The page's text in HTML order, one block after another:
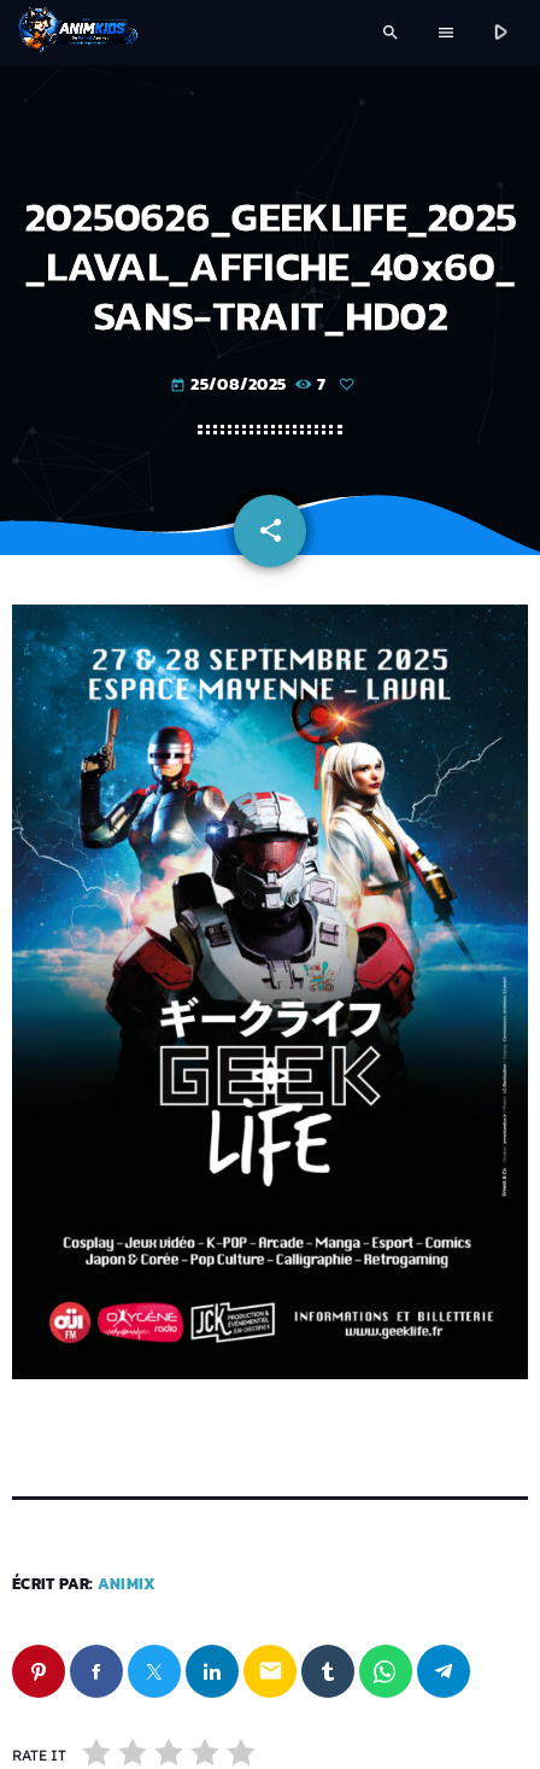
search menu play_arrow
20250626_GEEKLIFE_2025
_LAVAL_AFFICHE_40x60_
SANS-TRAIT_HD02
today 25/08/2025 7
share
email
ÉCRIT PAR: ANIMIX
email
RATE IT